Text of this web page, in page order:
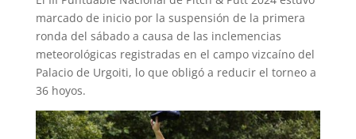
marcado de inicio por la suspensión de la primera
ronda del sábado a causa de las inclemencias
meteorológicas registradas en el campo vizcaíno del
Palacio de Urgoiti, lo que obligó a reducir el torneo a
36 hoyos.